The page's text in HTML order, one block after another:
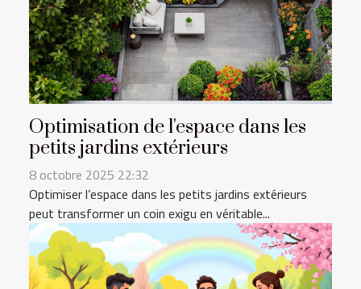
Optimisation de l'espace dans les
petits jardins extérieurs
8 octobre 2025 22:32
Optimiser l’espace dans les petits jardins extérieurs
peut transformer un coin exigu en véritable...